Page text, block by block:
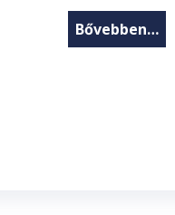
Bővebben…